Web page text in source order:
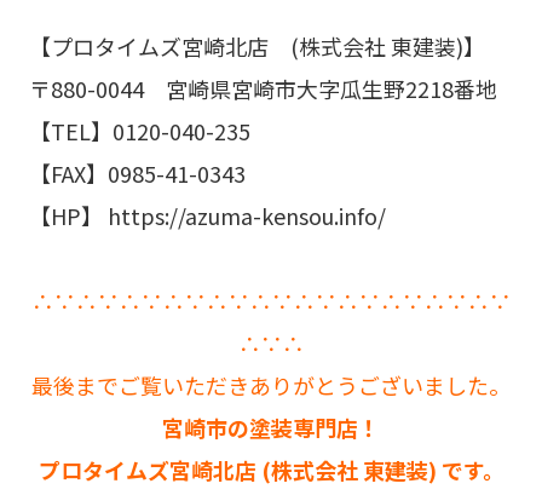
【プロタイムズ宮崎北店 (株式会社 東建装)】
〒880-0044 宮崎県宮崎市大字瓜生野2218番地
【TEL】0120-040-235
【FAX】0985-41-0343
【HP】 https://azuma-kensou.info/
∴∵∴∵∴∵∴∵∴∵∴∵∴∵∴∵∴∵∴∵∴∵
∴∵∴
最後までご覧いただきありがとうございました。
宮崎市の塗装専門店！
プロタイムズ宮崎北店 (株式会社 東建装) です。